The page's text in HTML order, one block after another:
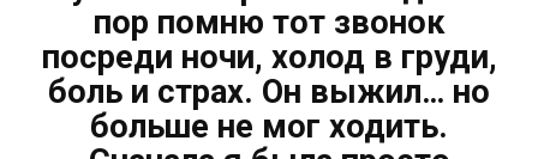
пор помню тот звонок
посреди ночи, холод в груди,
боль и страх. Он выжил… но
больше не мог ходить.